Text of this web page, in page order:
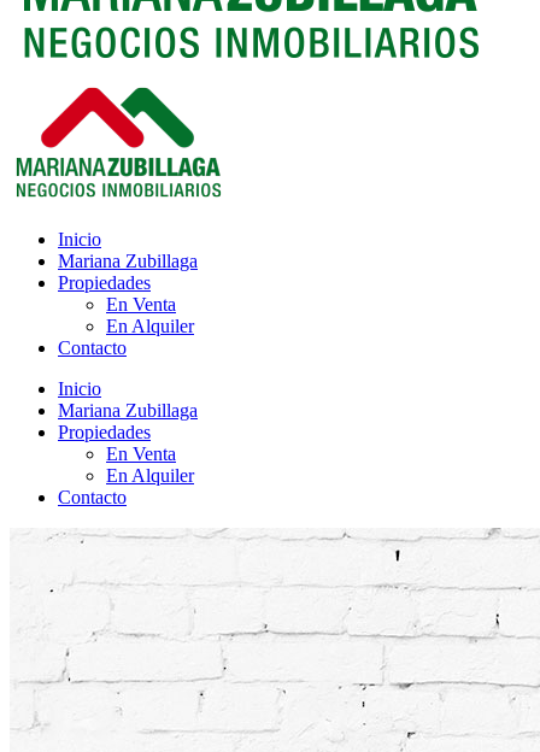
Inicio
Mariana Zubillaga
Propiedades
En Venta
En Alquiler
Contacto
Inicio
Mariana Zubillaga
Propiedades
En Venta
En Alquiler
Contacto